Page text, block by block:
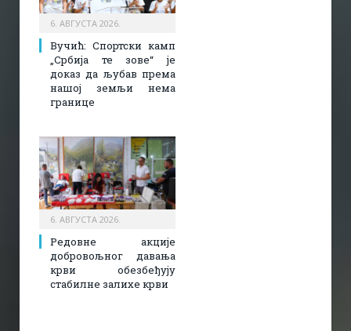
6. АВГУСТА 2026.
Вучић: Спортски камп
„Србија те зове“ је
доказ да љубав према
нашој земљи нема
границе
6. АВГУСТА 2026.
Редовне акције
добровољног давања
крви обезбеђују
стабилне залихе крви